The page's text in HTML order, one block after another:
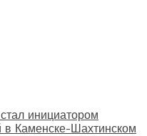
инициатором
в Каменске-Шахтинском